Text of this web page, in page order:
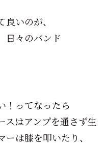
いのが、
日々のバンド
！ってなったら
スはアンプを通さず生
は膝を叩いたり、